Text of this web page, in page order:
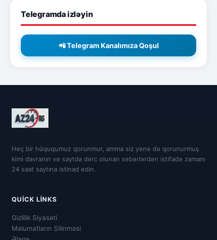
Telegramda izləyin
📲 Telegram Kanalımıza Qoşul
Heç bir hüququmuz qorunmur, amma siz yenə də qorunurmuş
kimi davranın və saytda dərc olunan xəbərlərdən istifadə zamanı
24 saat saytına istinad edin.
QUICK LINKS
Gizlilik Siyasəti
Məlumatların Silinməsi